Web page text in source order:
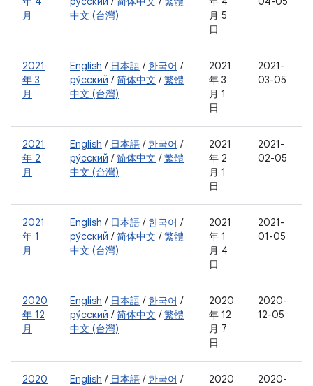
月
中文 (台灣)
月 5
日
2021
年 3
月
English / 日本語 / 한국어 /
ру́сский /简体中文 /繁體
中文 (台灣)
2021
年 3
月 1
日
2021-
03-05
2021
年 2
月
English / 日本語 / 한국어 /
ру́сский /简体中文 /繁體
中文 (台灣)
2021
年 2
月 1
日
2021-
02-05
2021
年 1
月
English / 日本語 / 한국어 /
ру́сский /简体中文 /繁體
中文 (台灣)
2021
年 1
月 4
日
2021-
01-05
2020
年 12
月
English / 日本語 / 한국어 /
ру́сский /简体中文 /繁體
中文 (台灣)
2020
年 12
月 7
日
2020-
12-05
2020
English / 日本語 / 한국어 /
2020
2020-